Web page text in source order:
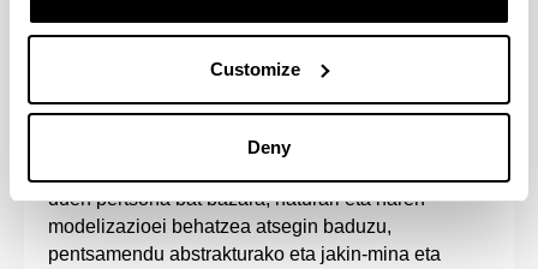
Customize
Deny
Sarrera-profila
duen pertsona bat bazara, naturari eta haren
modelizazioei behatzea atsegin baduzu,
pentsamendu abstrakturako eta jakin-mina eta